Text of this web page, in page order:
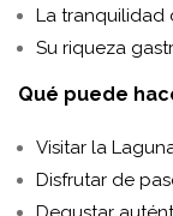
La tranquilidad
Su riqueza
Qué puede
Visitar la
Disfrutar de